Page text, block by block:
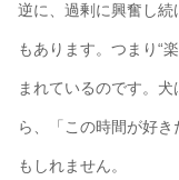
逆に、過剰に興奮し続
もあります。つまり“
まれているのです。
ら、「この時間が好
もしれません。